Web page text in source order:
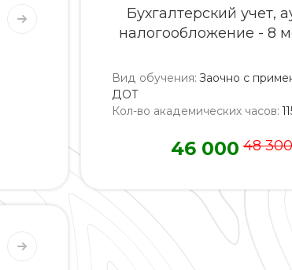
Бухгалтерский учет,
налогообложение - 8
Вид обучения: Заочно с
ДОТ
Кол-во академических часов:
46 000 48 300